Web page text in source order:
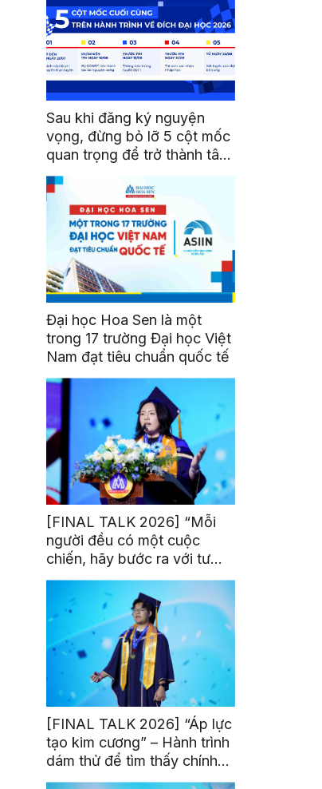
Sau khi đăng ký nguyện
vọng, đừng bỏ lỡ 5 cột mốc
quan trọng để trở thành tân
sinh viên HSU
Đại học Hoa Sen là một
trong 17 trường Đại học Việt
Nam đạt tiêu chuẩn quốc tế
[FINAL TALK 2026] “Mỗi
người đều có một cuộc
chiến, hãy bước ra với tư
thế của người chiến thắng”
[FINAL TALK 2026] “Áp lực
tạo kim cương” – Hành trình
dám thử để tìm thấy chính
mình